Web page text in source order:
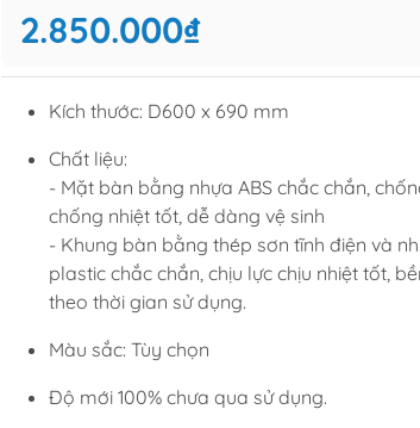
Sofa văng
Sofa góc
Sofa bộ
Sofa phòng chờ thư giãn
Sofa giường
2.850.000₫
Kích thước: D600 x 690 mm
Chất liệu:
- Mặt bàn bằng nhựa ABS chắc chắn,
chống nhiệt tốt, dễ dàng vệ sinh
- Khung bàn bằng thép sơn tĩnh điện và
plastic chắc chắn, chịu lực chịu nhiệt tốt,
theo thời gian sử dụng.
Màu sắc: Tùy chọn
Độ mới 100% chưa qua sử dụng.